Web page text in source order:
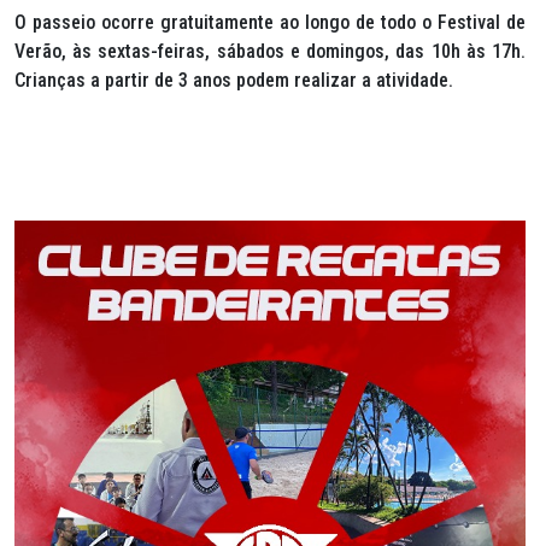
O passeio ocorre gratuitamente ao longo de todo o Festival de
Verão, às sextas-feiras, sábados e domingos, das 10h às 17h.
Crianças a partir de 3 anos podem realizar a atividade.